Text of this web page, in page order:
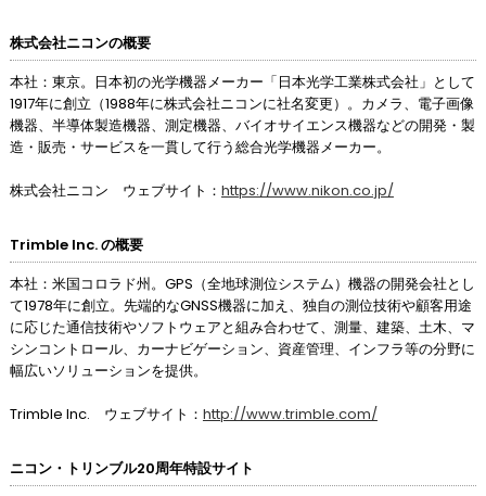
株式会社ニコンの概要
本社：東京。日本初の光学機器メーカー「日本光学工業株式会社」として
1917年に創立（1988年に株式会社ニコンに社名変更）。カメラ、電子画像
機器、半導体製造機器、測定機器、バイオサイエンス機器などの開発・製
造・販売・サービスを一貫して行う総合光学機器メーカー。
株式会社ニコン ウェブサイト： https://www.nikon.co.jp/
Trimble Inc. の概要
本社：米国コロラド州。GPS（全地球測位システム）機器の開発会社とし
て1978年に創立。先端的なGNSS機器に加え、独自の測位技術や顧客用途
に応じた通信技術やソフトウェアと組み合わせて、測量、建築、土木、マ
シンコントロール、カーナビゲーション、資産管理、インフラ等の分野に
幅広いソリューションを提供。
Trimble Inc. ウェブサイト： http://www.trimble.com/
ニコン・トリンブル20周年特設サイト